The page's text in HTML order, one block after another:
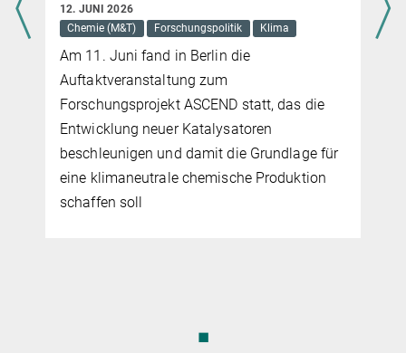
17. AUGUST 2015
Schwefelwasserstoff verliert seinen elektrischen Widerstand unter
Hochdruck bei minus 70 Grad Celsius
denen auch die keramischen Hochtemperatursupraleiter gehören.
Diese verlieren bei der Temperatur von flüssigem Stickstoff den
Widerstand, der Rekord liegt derzeit bei minus 135 Grad Celsius.
12. JUNI 2026
Chemie (M&T)
Forschungspolitik Klima
Am 11. Juni fand in Berlin die
Auftaktveranstaltung zum
Forschungsprojekt ASCEND statt, das die
Entwicklung neuer Katalysatoren
beschleunigen und damit die Grundlage für
eine klimaneutrale chemische Produktion
schaffen soll
◼